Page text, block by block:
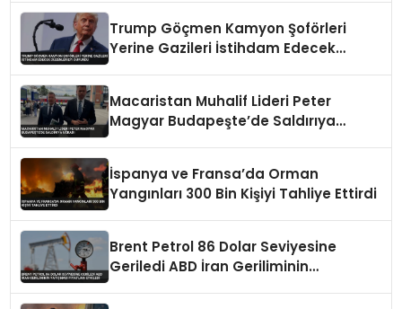
Trump Göçmen Kamyon Şoförleri
Yerine Gazileri İstihdam Edecek
Macaristan Muhalif Lideri Peter
Magyar Budapeşte’de Saldırıya
İspanya ve Fransa’da Orman
Yangınları 300 Bin Kişiyi Tahliye Ettirdi
Brent Petrol 86 Dolar Seviyesine
Geriledi ABD İran Geriliminin